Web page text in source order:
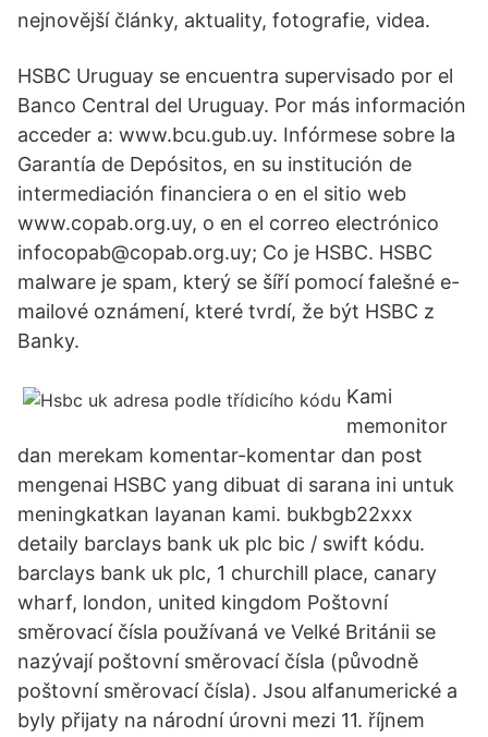
nejnovější články, aktuality, fotografie, videa.
HSBC Uruguay se encuentra supervisado por el
Banco Central del Uruguay. Por más información
acceder a: www.bcu.gub.uy. Infórmese sobre la
Garantía de Depósitos, en su institución de
intermediación financiera o en el sitio web
www.copab.org.uy, o en el correo electrónico
infocopab@copab.org.uy; Co je HSBC. HSBC
malware je spam, který se šíří pomocí falešné e-
mailové oznámení, které tvrdí, že být HSBC z
Banky.
Kami
memonitor
dan merekam komentar-komentar dan post
mengenai HSBC yang dibuat di sarana ini untuk
meningkatkan layanan kami. bukbgb22xxx
detaily barclays bank uk plc bic / swift kódu.
barclays bank uk plc, 1 churchill place, canary
wharf, london, united kingdom Poštovní
směrovací čísla používaná ve Velké Británii se
nazývají poštovní směrovací čísla (původně
poštovní směrovací čísla). Jsou alfanumerické a
byly přijaty na národní úrovni mezi 11. říjnem